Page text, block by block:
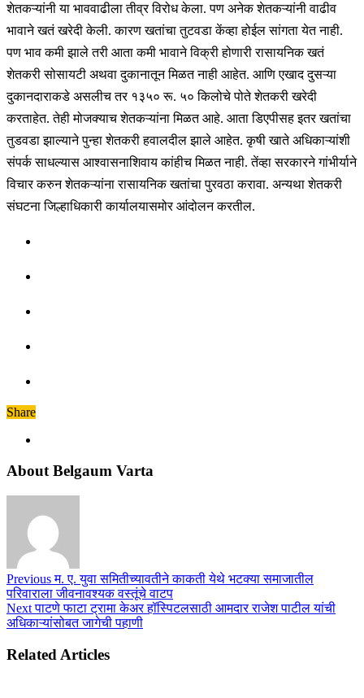
शेतकऱ्यांनी या भाववाढीला तीव्र विरोध केला. पण अनेक शेतकऱ्यांनी वाढीव
भावाने खतं खरेदी केली. कारण खतांचा तुटवडा केंव्हा होईल सांगता येत नाही.
पण भाव कमी झाले तरी आता कमी भावाने विक्री होणारी रासायनिक खतं
शेतकरी सोसायटी अथवा दुकानातून मिळत नाही आहेत. आणि एखाद दुसऱ्या
दुकानदाराकडे असलीच तर १३५० रू. ५० किलोचे पोते शेतकरी खरेदी
करताहेत. तेही मोजक्याच शेतकऱ्यांना मिळत आहे. आता डिएपीसह इतर खतांचा
तुडवडा झाल्याने पुन्हा शेतकरी हवालदील झाले आहेत. कृषी खाते अधिकाऱ्यांशी
संपर्क साधल्यास आश्वासनाशिवाय कांहीच मिळत नाही. तेंव्हा सरकारने गांभीर्याने
विचार करुन शेतकऱ्यांना रासायनिक खतांचा पुरवठा करावा. अन्यथा शेतकरी
संघटना जिल्हाधिकारी कार्यालयासमोर आंदोलन करतील.
Share
About Belgaum Varta
Previousम. ए. युवा समितीच्यावतीने काकती येथे भटक्या समाजातील
परिवाराला जीवनावश्यक वस्तूंचे वाटप
Nextपाटणे फाटा ट्रामा केअर हॉस्पिटलसाठी आमदार राजेश पाटील यांची
अधिकाऱ्यांसोबत जागेची पहाणी
Related Articles